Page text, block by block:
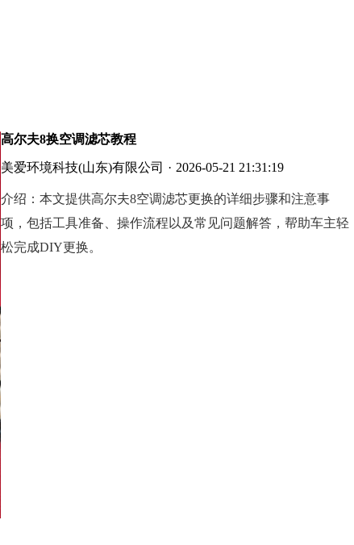
高尔夫8换空调滤芯教程
美爱环境科技(山东)有限公司 · 2026-05-21 21:31:19
介绍： 本文提供高尔夫8空调滤芯更换的详细步骤和注意事
项，包括工具准备、操作流程以及常见问题解答，帮助车主轻
松完成DIY更换。